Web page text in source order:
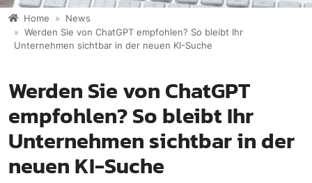
Home
News
Werden Sie von ChatGPT empfohlen? So bleibt Ihr
Unternehmen sichtbar in der neuen KI-Suche
Werden Sie von ChatGPT
empfohlen? So bleibt Ihr
Unternehmen sichtbar in der
neuen KI-Suche